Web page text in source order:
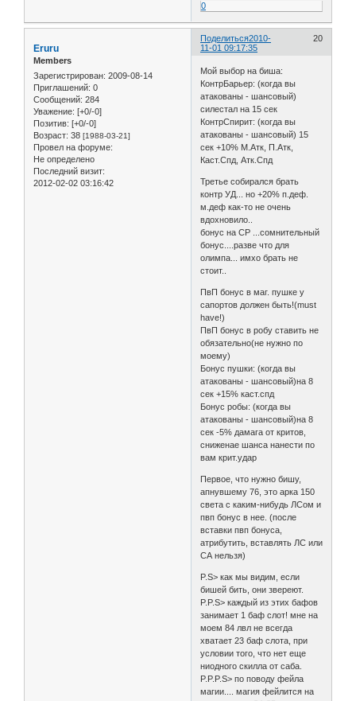
0
Поделиться 20
2010-
11-01 09:17:35
Eruru
Members
Зарегистрирован: 2009-08-14
Приглашений: 0
Сообщений: 284
Уважение: [+0/-0]
Позитив: [+0/-0]
Возраст: 38 [1988-03-21]
Провел на форуме:
Не определено
Последний визит:
2012-02-02 03:16:42
Мой выбор на биша:
КонтрБарьер: (когда вы
атакованы - шансовый)
силестал на 15 сек
КонтрСпирит: (когда вы
атакованы - шансовый) 15
сек +10% М.Атк, П.Атк,
Каст.Спд, Атк.Спд
Третье собирался брать
контр УД... но +20% п.деф.
м.деф как-то не очень
вдохновило..
бонус на СР ...сомнительный
бонус....разве что для
олимпа... имхо брать не
стоит..
ПвП бонус в маг. пушке у
сапортов должен быть!(must
have!)
ПвП бонус в робу ставить не
обязательно(не нужно по
моему)
Бонус пушки: (когда вы
атакованы - шансовый)на 8
сек +15% каст.спд
Бонус робы: (когда вы
атакованы - шансовый)на 8
сек -5% дамага от критов,
сниженае шанса нанести по
вам крит.удар
Первое, что нужно бишу,
апнувшему 76, это арка 150
света с каким-нибудь ЛСом и
пвп бонус в нее. (после
вставки пвп бонуса,
атрибутить, вставлять ЛС или
СА нельзя)
P.S> как мы видим, если
бишей бить, они звереют.
P.P.S> каждый из этих бафов
занимает 1 баф слот! мне на
моем 84 лвл не всегда
хватает 23 баф слота, при
условии того, что нет еще
ниодного скилла от саба.
P.P.P.S> по поводу фейла
магии.... магия фейлится на